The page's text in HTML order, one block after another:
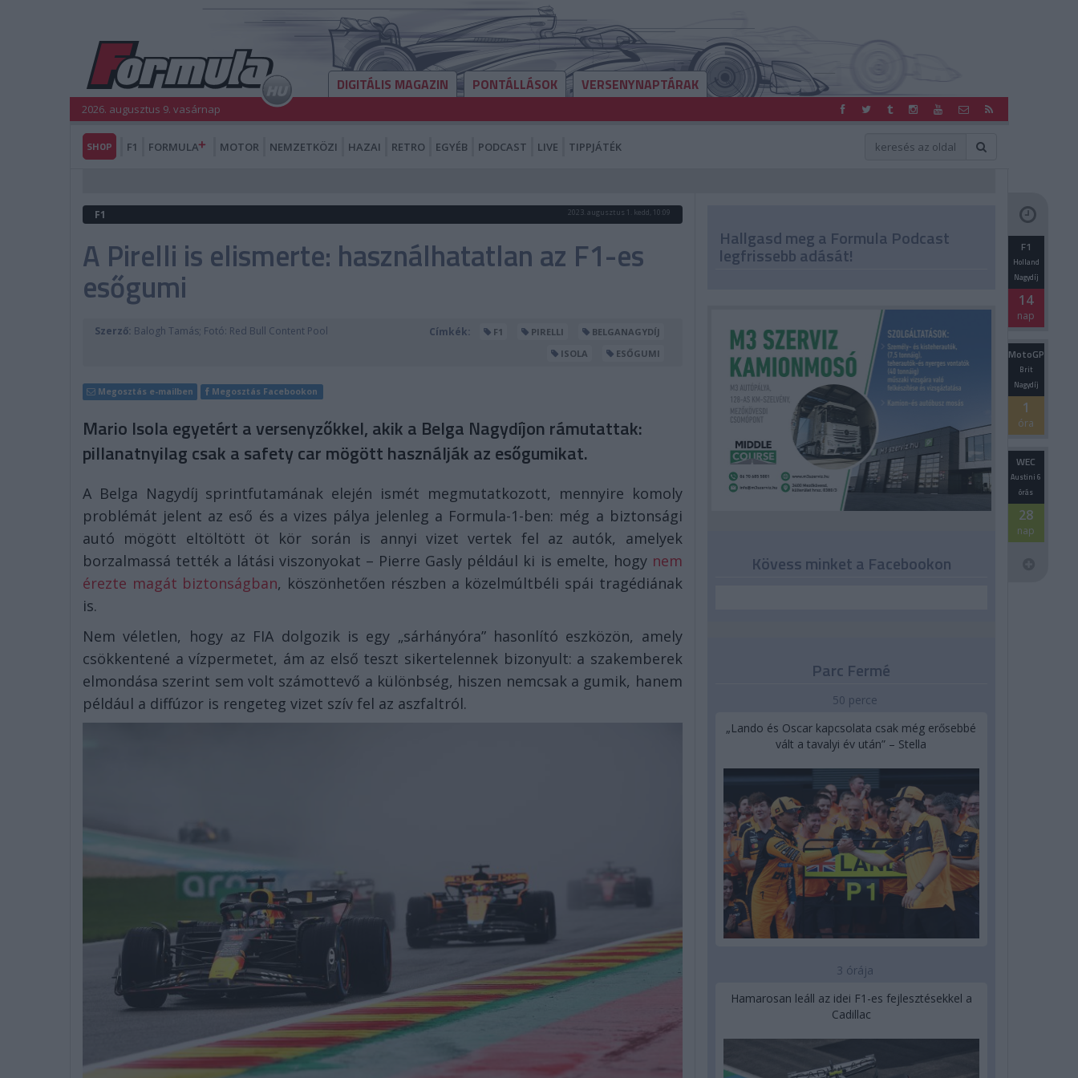
DIGITÁLIS MAGAZIN PONTÁLLÁSOK VERSENYNAPTÁRAK
2026. augusztus 9. vasárnap
SHOP F1 FORMULA MOTOR NEMZETKÖZI HAZAI RETRO EGYÉB PODCAST LIVE TIPPJÁTÉK
F1 2023. augusztus 1. kedd, 10:09
A Pirelli is elismerte: használhatatlan az F1-es
esőgumi
Szerző: Balogh Tamás; Fotó: Red Bull Content Pool Címkék: F1 PIRELLI
BELGANAGYDÍJ
ISOLA
ESŐGUMI
Megosztás e-mailben Megosztás Facebookon
Mario Isola egyetért a versenyzőkkel, akik a Belga Nagydíjon rámutattak:
pillanatnyilag csak a safety car mögött használják az esőgumikat.
A Belga Nagydíj sprintfutamának elején ismét megmutatkozott, mennyire komoly
problémát jelent az eső és a vizes pálya jelenleg a Formula-1-ben: még a biztonsági
autó mögött eltöltött öt kör során is annyi vizet vertek fel az autók, amelyek
borzalmassá tették a látási viszonyokat – Pierre Gasly például ki is emelte, hogy nem
érezte magát biztonságban, köszönhetően részben a közelmúltbéli spái tragédiának
is.
Nem véletlen, hogy az FIA dolgozik is egy „sárhányóra” hasonlító eszközön, amely
csökkentené a vízpermetet, ám az első teszt sikertelennek bizonyult: a szakemberek
elmondása szerint sem volt számottevő a különbség, hiszen nemcsak a gumik, hanem
például a diffúzor is rengeteg vizet szív fel az aszfaltról.
Hallgasd meg a Formula Podcast
legfrissebb adását! F1
Holland
Nagydíj
14
nap
MotoGP
Brit
Nagydíj
1
óra
WEC
Austini 6
órás
28
nap
Kövess minket a Facebookon
Parc Fermé
50 perce
„Lando és Oscar kapcsolata csak még erősebbé
vált a tavalyi év után” – Stella
3 órája
Hamarosan leáll az idei F1-es fejlesztésekkel a
Cadillac